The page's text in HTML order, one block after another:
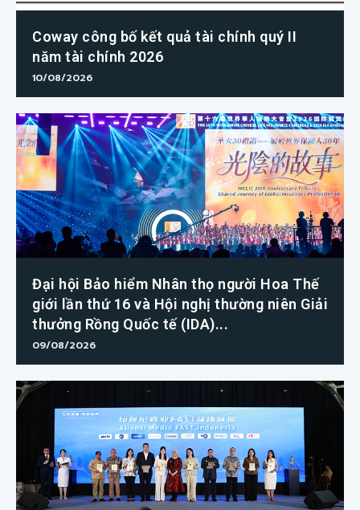
Coway công bố kết quả tài chính quý II
năm tài chính 2026
10/08/2026
Đại hội Bảo hiểm Nhân thọ người Hoa Thế
giới lần thứ 16 và Hội nghị thường niên Giải
thưởng Rồng Quốc tế (IDA)...
09/08/2026